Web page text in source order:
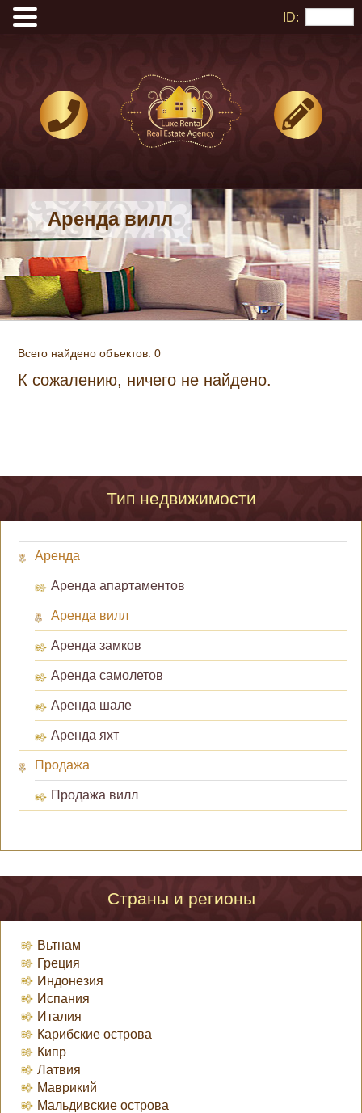
Аренда вилл
Всего найдено объектов: 0
К сожалению, ничего не найдено.
Тип недвижимости
Аренда
Аренда апартаментов
Аренда вилл
Аренда замков
Аренда самолетов
Аренда шале
Аренда яхт
Продажа
Продажа вилл
Страны и регионы
Вьтнам
Греция
Индонезия
Испания
Италия
Карибские острова
Кипр
Латвия
Маврикий
Мальдивские острова
ID: